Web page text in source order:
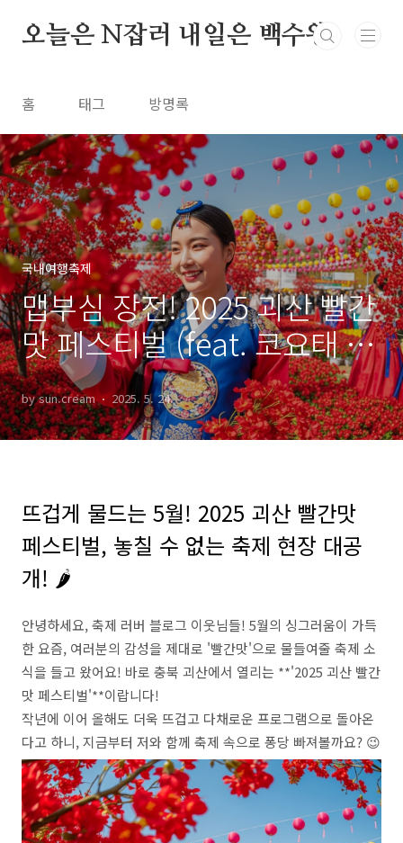
오늘은 N잡러 내일은 백수왕
홈 태그 방명록
국내여행축제
맵부심 장전! 2025 괴산 빨간
맛 페스티벌 (feat. 코요태 쏴
리질러!)
by sun.cream 2025. 5. 24.
뜨겁게 물드는 5월! 2025 괴산 빨간맛
페스티벌, 놓칠 수 없는 축제 현장 대공
개! 🌶️
안녕하세요, 축제 러버 블로그 이웃님들! 5월의 싱그러움이 가득
한 요즘, 여러분의 감성을 제대로 '빨간맛'으로 물들여줄 축제 소
식을 들고 왔어요! 바로 충북 괴산에서 열리는 **'2025 괴산 빨간
맛 페스티벌'**이랍니다!
작년에 이어 올해도 더욱 뜨겁고 다채로운 프로그램으로 돌아온
다고 하니, 지금부터 저와 함께 축제 속으로 퐁당 빠져볼까요? 😉